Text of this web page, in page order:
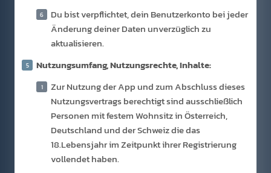
Du bist verpflichtet, dein Benutzerkonto bei jeder
Änderung deiner Daten unverzüglich zu
aktualisieren.
Nutzungsumfang, Nutzungsrechte, Inhalte:
Zur Nutzung der App und zum Abschluss dieses
Nutzungsvertrags berechtigt sind ausschließlich
Personen mit festem Wohnsitz in Österreich,
Deutschland und der Schweiz die das
18.Lebensjahr im Zeitpunkt ihrer Registrierung
vollendet haben.